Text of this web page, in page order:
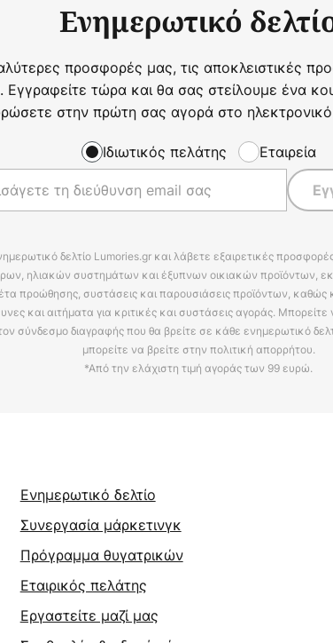
Ενημερωτικό
προσφορές μας, τις αποκλειστικές
Εγγραφείτε τώρα και θα σας στείλουμε ένα
στην πρώτη σας αγορά στο
Ιδιωτικός πελάτης Εταιρεία
δελτίο Lumories.gr και λάβετε εξαιρετικές
ηλιακών συστημάτων και έξυπνων οικιακών προϊόντων,
προώθησης, συστάσεις και παρουσιάσεις προϊόντων, καθώς
και αιτήματα για κριτικές και συστάσεις αγοράς.
σύνδεσμο διαγραφής που θα βρείτε σε κάθε ενημερωτικό
μπορείτε να βρείτε στην πολιτική απορρήτου.
*Από την ελάχιστη τιμή αγοράς των 99 ευρώ.
Ενημερωτικό δελτίο
Συνεργασία μάρκετινγκ
Πρόγραμμα θυγατρικών
Εταιρικός πελάτης
Εργαστείτε μαζί μας